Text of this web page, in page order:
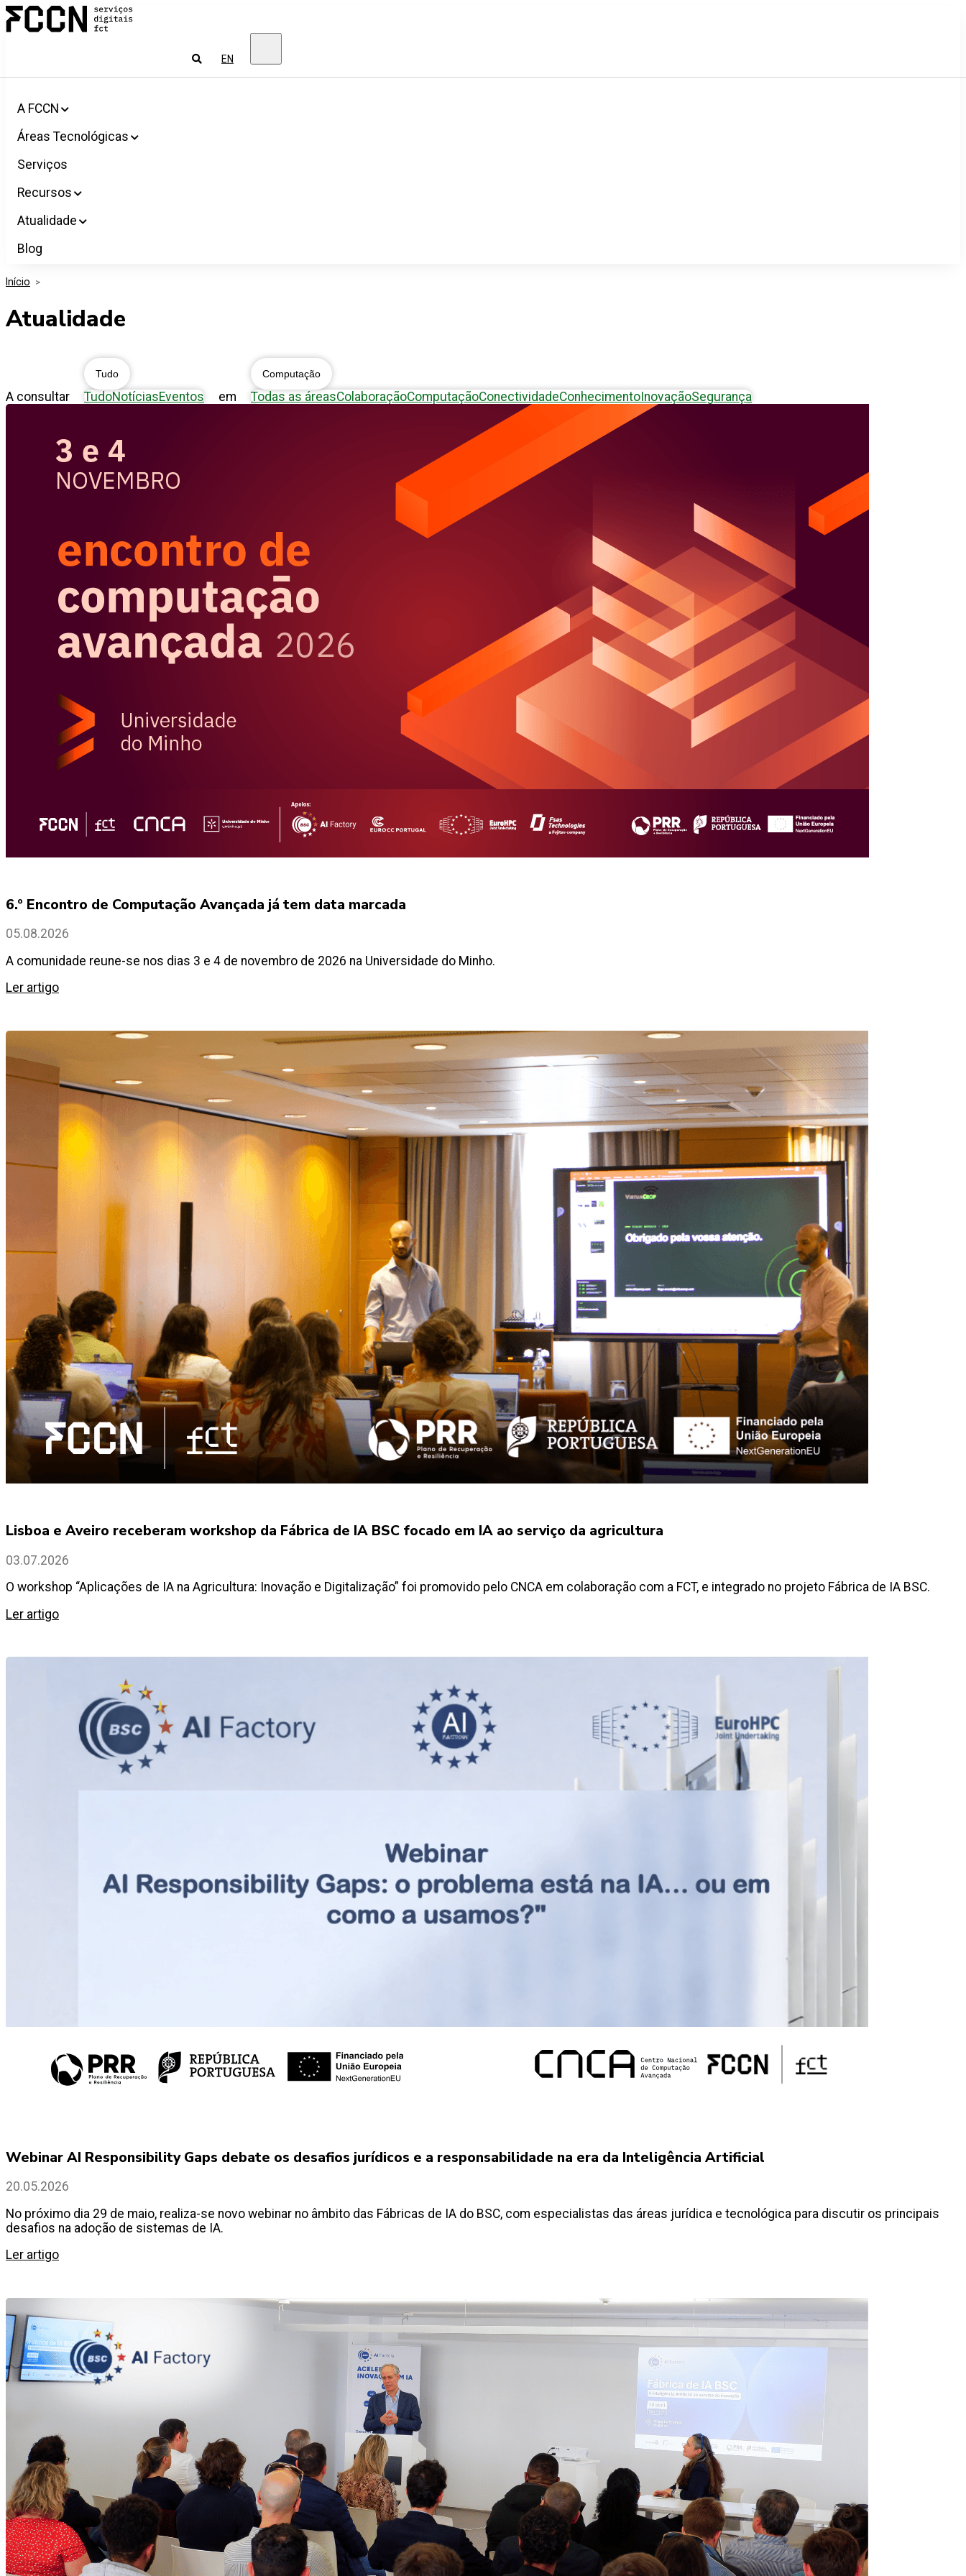
Salta
para
Pesquisar
EN
A FCCN
Áreas Tecnológicas
Serviços
Recursos
Atualidade
Blog
Início >
Atualidade
A consultar
Tudo
TudoNotíciasEventos em
Computação
Todas as áreasColaboraçãoComputaçãoConectividadeConhecimentoInovaçãoSegurança
6.º Encontro de Computação Avançada já tem data marcada
05.08.2026
A comunidade reune-se nos dias 3 e 4 de novembro de 2026 na Universidade do Minho.
Ler artigo
Lisboa e Aveiro receberam workshop da Fábrica de IA BSC focado em IA ao serviço da agricultura
03.07.2026
O workshop “Aplicações de IA na Agricultura: Inovação e Digitalização” foi promovido pelo CNCA em colaboração com a FCT, e integrado no projeto Fábrica de IA BSC.
Ler artigo
Webinar AI Responsibility Gaps debate os desafios jurídicos e a responsabilidade na era da Inteligência Artificial
20.05.2026
No próximo dia 29 de maio, realiza-se novo webinar no âmbito das Fábricas de IA do BSC, com especialistas das áreas jurídica e tecnológica para discutir os principais
desafios na adoção de sistemas de IA.
Ler artigo